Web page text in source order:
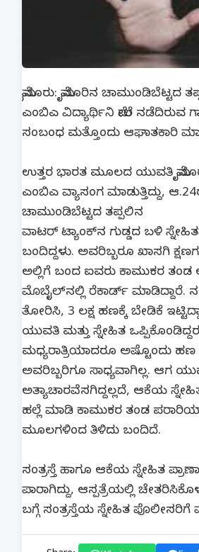
ಮೈಸೂರು: ಮೈಸೂರಿನ ಚಾಮುಂಡಿಬೆಟ್ಟದ
ಎಂಬಿಎ ವಿದ್ಯಾರ್ಥಿನಿ ಮೇಲೆ ನಡೆದಿರುವ
ಸಂಬಂಧ ಮತ್ತೊಂದು ಆಘಾತಕಾರಿ
ಉತ್ತರ ಭಾರತ ಮೂಲದ ಯುವತಿ
ಎಂಬಿಎ ವ್ಯಾಸಂಗ ಮಾಡುತ್ತಿದ್ದು,
ಚಾಮುಂಡಿಬೆಟ್ಟದ ತಪ್ಪಲಿನ
ವಾಟರ್ ಟ್ಯಾಂಕ್​​​​ನ ಗುಡ್ಡದ ಬಳಿ
ಬಂದಿದ್ದಳು. ಅವರಿಬ್ಬರೂ ಖಾಸಗಿ
ಅಲ್ಲಿಗೆ ಬಂದ ಐವರು ಕಾಮುಕರ ತಂಡ
ಮೊಬೈಲ್​ನಲ್ಲಿ ರೆಕಾರ್ಡ್​
ತೋರಿಸಿ, 3 ಲಕ್ಷ ಹಣಕ್ಕೆ ಬೇಡಿಕೆ
ಯುವತಿ ಮತ್ತು ಸ್ನೇಹಿತ
ಮಧ್ಯರಾತ್ರಿಯಾದರೂ ಅಷ್ಟೊಂದು
ಅವರಿಬ್ಬರಿಗೂ ಸಾಧ್ಯವಾಗಿಲ್ಲ. ಆಗ
ಅತ್ಯಾಚಾರವೆಸಗಿದ್ದಲ್ಲದೆ, ಆಕೆಯ
ಹಲ್ಲೆ ಮಾಡಿ ಕಾಮುಕರ ತಂಡ
ಮೂಲಗಳಿಂದ ತಿಳಿದು ಬಂದಿದೆ.
ಸಂತ್ರಸ್ತೆ ಹಾಗೂ ಆಕೆಯ ಸ್ನೇಹಿತ
ಪಾರಾಗಿದ್ದು, ಆಸ್ಪತ್ರೆಯಲ್ಲಿ
ಬಗ್ಗೆ ಸಂತ್ರಸ್ತೆಯ ಸ್ನೇಹಿತ ಪೊಲೀಸರಿಗೆ